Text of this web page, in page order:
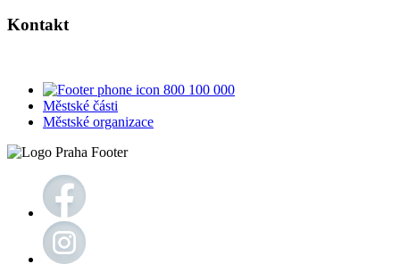
Kontakt
800 100 000
Městské části
Městské organizace